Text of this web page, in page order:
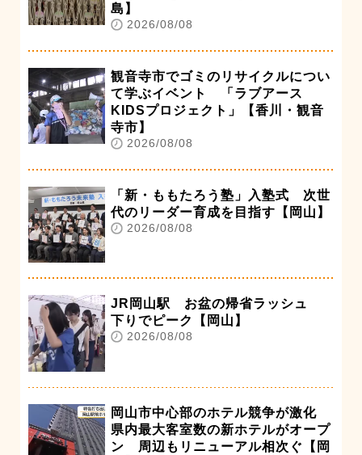
島】
2026/08/08
観音寺市でゴミのリサイクルについ
て学ぶイベント 「ラブアース
KIDSプロジェクト」【香川・観音
寺市】
2026/08/08
「新・ももたろう塾」入塾式 次世
代のリーダー育成を目指す【岡山】
2026/08/08
JR岡山駅 お盆の帰省ラッシュ
下りでピーク【岡山】
2026/08/08
岡山市中心部のホテル競争が激化
県内最大客室数の新ホテルがオープ
ン 周辺もリニューアル相次ぐ【岡